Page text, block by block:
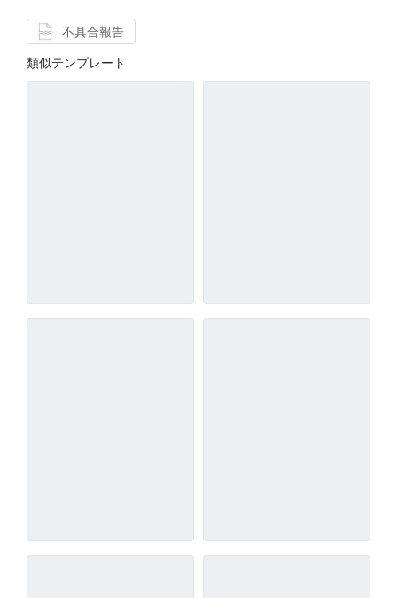
不具合報告
類似テンプレート